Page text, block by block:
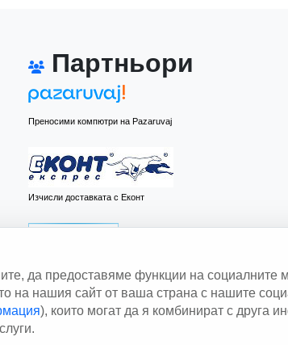
Партньори
Преносими компютри на Pazaruvaj
Изчисли доставката с Еконт
Изчисли доставката със Спиди
да предоставяме функции на социалните
нашия сайт от ваша страна с нашите
), които могат да я комбинират с друга